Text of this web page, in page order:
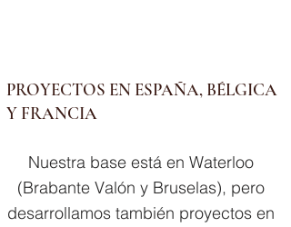
PROYECTOS EN ESPAÑA, BÉLGICA
Y FRANCIA
Nuestra base está en Waterloo
(Brabante Valón y Bruselas), pero
desarrollamos también proyectos en